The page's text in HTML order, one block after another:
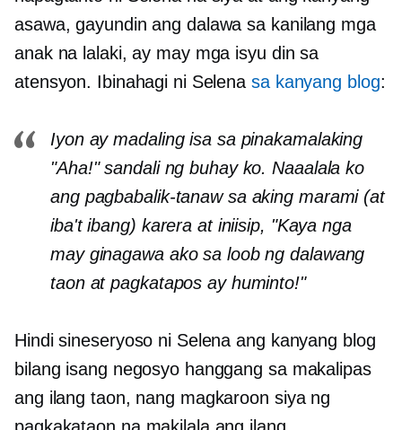
asawa, gayundin ang dalawa sa kanilang mga
anak na lalaki, ay may mga isyu din sa
atensyon. Ibinahagi ni Selena sa kanyang blog:
Iyon ay madaling isa sa pinakamalaking
"Aha!" sandali ng buhay ko. Naaalala ko
ang pagbabalik-tanaw sa aking marami (at
iba't ibang) karera at iniisip, "Kaya nga
may ginagawa ako sa loob ng dalawang
taon at pagkatapos ay huminto!"
Hindi sineseryoso ni Selena ang kanyang blog
bilang isang negosyo hanggang sa makalipas
ang ilang taon, nang magkaroon siya ng